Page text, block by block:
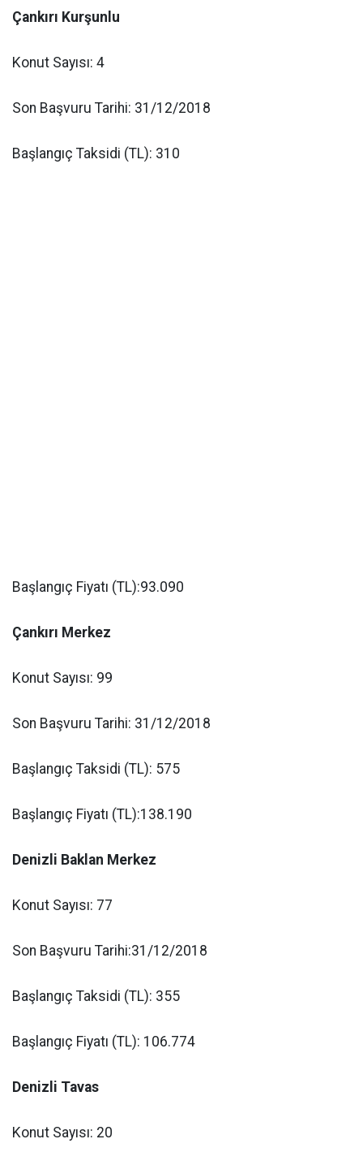
Çankırı Kurşunlu
Konut Sayısı: 4
Son Başvuru Tarihi: 31/12/2018
Başlangıç Taksidi (TL): 310
Başlangıç Fiyatı (TL):93.090
Çankırı Merkez
Konut Sayısı: 99
Son Başvuru Tarihi: 31/12/2018
Başlangıç Taksidi (TL): 575
Başlangıç Fiyatı (TL):138.190
Denizli Baklan Merkez
Konut Sayısı: 77
Son Başvuru Tarihi:31/12/2018
Başlangıç Taksidi (TL): 355
Başlangıç Fiyatı (TL): 106.774
Denizli Tavas
Konut Sayısı: 20